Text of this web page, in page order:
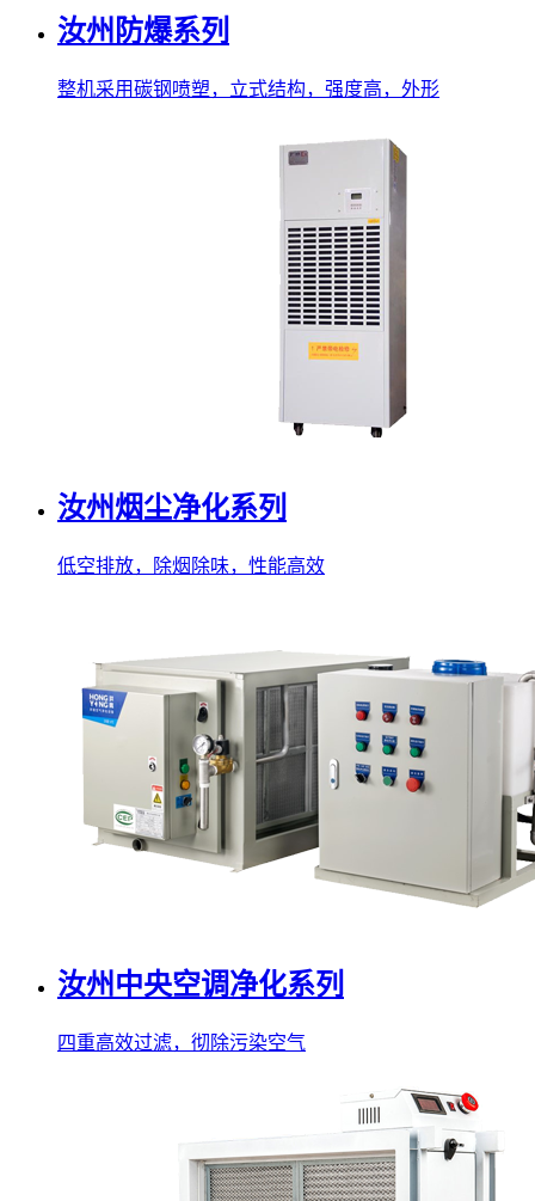
汝州防爆系列
整机采用碳钢喷塑，立式结构，强度高，外形
汝州烟尘净化系列
低空排放，除烟除味，性能高效
汝州中央空调净化系列
四重高效过滤，彻除污染空气